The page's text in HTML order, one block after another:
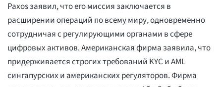
Paxos заявил, что его миссия заключается в
расширении операций по всему миру, одновременно
сотрудничая с регулирующими органами в сфере
цифровых активов. Американская фирма заявила, что
придерживается строгих требований KYC и AML
сингапурских и американских регуляторов. Фирма